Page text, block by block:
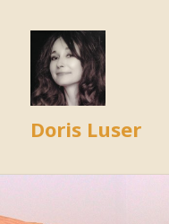
Doris Luser